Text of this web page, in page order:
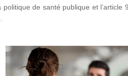
de santé publique et l’article 9